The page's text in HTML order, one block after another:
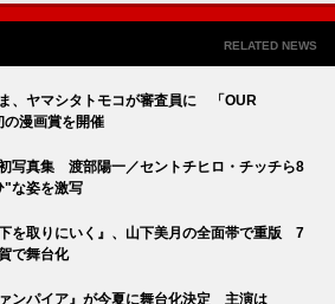
RELATED NEWS
、ヤマシタトモコが審査員に 「OUR
の漫画賞を開催
初写真集 渡部陽一／セントチヒロ・チッチら8
"な姿を激写
を取りにいく』、山下美月の全面帯で重版 7
で舞台化
ンパイア』が今夏に舞台化決定 主演は